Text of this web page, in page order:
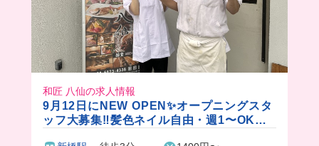
和匠 八仙の求人情報
9月12日にNEW OPEN✨オープニングスタ
ッフ大募集‼️髪色ネイル自由・週1〜OKで